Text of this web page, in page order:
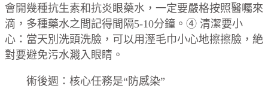
會開幾種抗生素和抗炎眼藥水，一定要嚴格按照醫囑來
滴，多種藥水之間記得間隔5-10分鐘。④ 清潔要小
心：當天別洗頭洗臉，可以用溼毛巾小心地擦擦臉，絶
對要避免污水濺入眼睛。
術後週：核心任務是“防感染”